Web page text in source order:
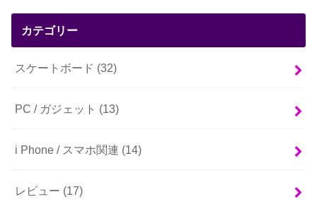
カテゴリー
スケートボード (32)
PC / ガジェット (13)
i Phone / スマホ関連 (14)
レビュー (17)